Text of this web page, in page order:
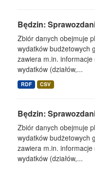
Będzin:
Zbiór danych obejmuje
wydatków budżetowych
zawiera m.in.
wydatków (działów,...
RDF CSV
Będzin:
Zbiór danych obejmuje
wydatków budżetowych
zawiera m.in.
wydatków (działów,...